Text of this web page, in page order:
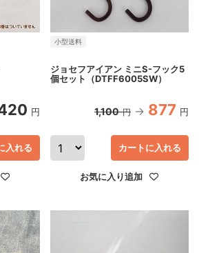
円
入れる
小型送料
ジョセフアイアン ミニS-フック5
個セット（DTFF6005SW）
1,100 円 877 円
カートに入れる
お気に入り追加